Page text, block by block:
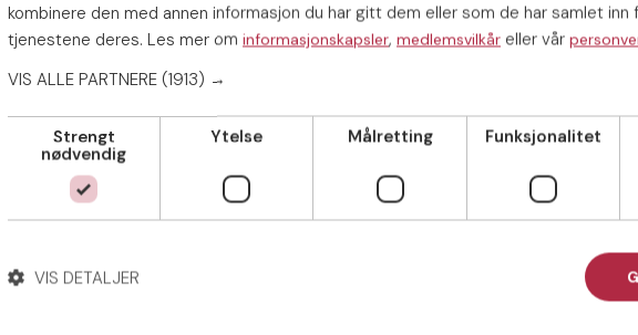
din kan være avgjørende. Du bør vie litt av ferien til å
din og velge bilder med omhu. På den måten
for å skille deg ut i mengden, og øker sjansen for å få
stemningen som hersker om sommeren. Nå er
sosiale og utadvente, noe som gjør at det er lett å få
synonymt med varm sol, men også varme følelser. Den
solnedgangen og utelivet i solen er som skapt for
som byr seg og oppsøk miljøer som er tilrettelagt
kombinere den med annen informasjon du har gitt dem eller som de har samlet inn
tjenestene deres. Les mer om informasjonskapsler, medlemsvilkår eller vår
VIS ALLE PARTNERE (1913) →
Strengt
nødvendig
Ytelse Målretting Funksjonalitet
VIS DETALJER